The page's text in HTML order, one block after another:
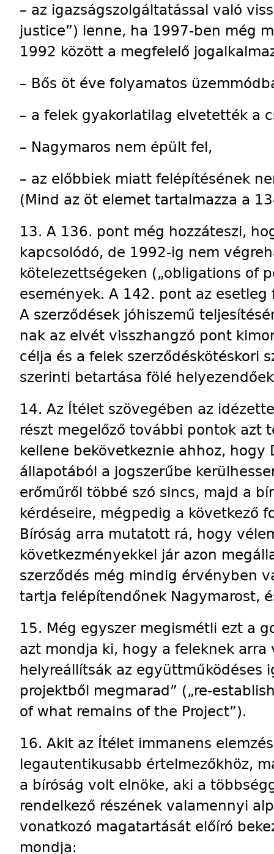
– az igazságszolgáltatással való
justice”) lenne, ha 1997-ben még
1992 között a megfelelő
– Bős öt éve folyamatos
– a felek gyakorlatilag elvetették a
– Nagymaros nem épült fel,
– az előbbiek miatt felépítésének
(Mind az öt elemet tartalmazza a
13. A 136. pont még hozzáteszi,
kapcsolódó, de 1992-ig nem
kötelezettségeken („obligations of
események. A 142. pont az
A szerződések jóhiszemű
nak az elvét visszhangzó pont
célja és a felek szerződéskötéskori
szerinti betartása fölé
14. Az Ítélet szövegében az
részt megelőző további pontok azt
kellene bekövetkeznie ahhoz,
állapotából a jogszerűbe
erőműről többé szó sincs, majd a
kérdéseire, mégpedig a következő
Bíróság arra mutatott rá, hogy
következményekkel jár azon
szerződés még mindig érvényben
tartja felépítendőnek Nagymarost,
15. Még egyszer megismétli ezt a
azt mondja ki, hogy a feleknek
helyreállítsák az együttműködéses
projektből megmarad” („re-
of what remains of the Project”).
16. Akit az Ítélet immanens
legautentikusabb értelmezőkhöz,
a bíróság volt elnöke, aki a
rendelkező részének valamennyi
vonatkozó magatartását előíró
mondja: